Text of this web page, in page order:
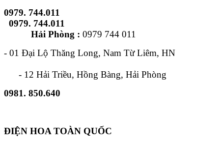
0979. 744.011
0979. 744.011
Hải Phòng : 0979 744 011
- 01 Đại Lộ Thăng Long, Nam Từ Liêm, HN
- 12 Hải Triều, Hồng Bàng, Hải Phòng
0981. 850.640
ĐIỆN HOA TOÀN QUỐC